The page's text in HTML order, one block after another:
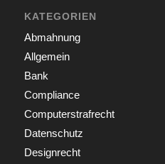
KATEGORIEN
Abmahnung
Allgemein
Bank
Compliance
Computerstrafrecht
Datenschutz
Designrecht